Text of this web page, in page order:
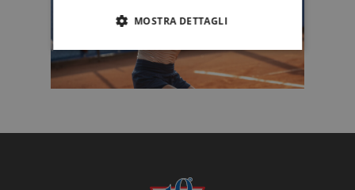
MOSTRA DETTAGLI